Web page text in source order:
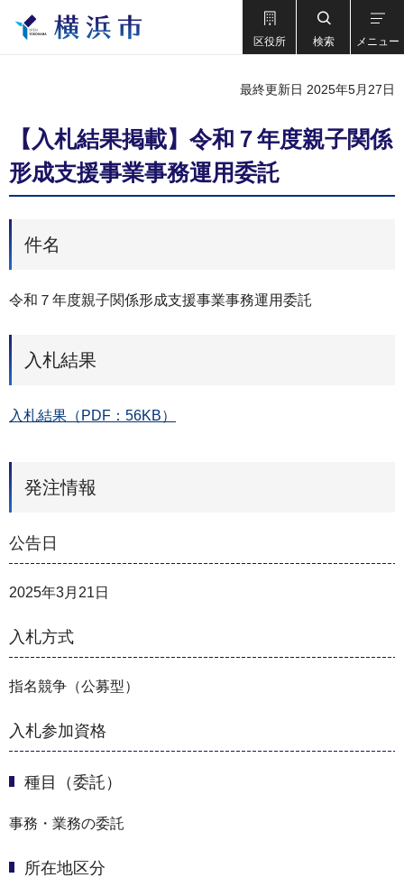
区役所 検索 メニュー
最終更新日 2025年5月27日
【入札結果掲載】令和７年度親子関係
形成支援事業事務運用委託
件名
令和７年度親子関係形成支援事業事務運用委託
入札結果
入札結果（PDF：56KB）
発注情報
公告日
2025年3月21日
入札方式
指名競争（公募型）
入札参加資格
種目（委託）
事務・業務の委託
所在地区分